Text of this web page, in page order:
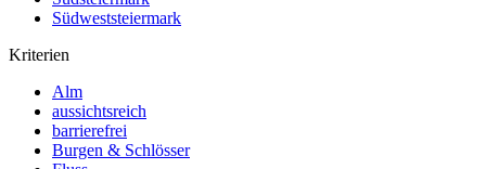
Südweststeiermark
Kriterien
Alm
aussichtsreich
barrierefrei
Burgen & Schlösser